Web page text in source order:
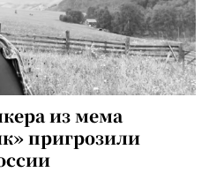
из мема
пригрозили